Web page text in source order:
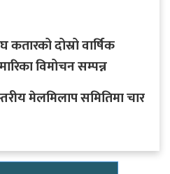
दोस्रो वार्षिक
विमोचन सम्पन्न
मेलमिलाप समितिमा चार